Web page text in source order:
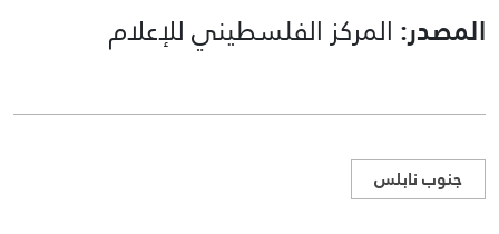
المصدر: المركز الفلسطيني للإعلام
جنوب نابلس